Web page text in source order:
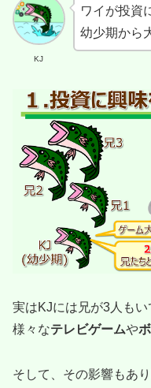
KJ
ワイが投資
幼少期から
実はKJには兄が3人も
様々なテレビゲームや
そして、その影響もあ